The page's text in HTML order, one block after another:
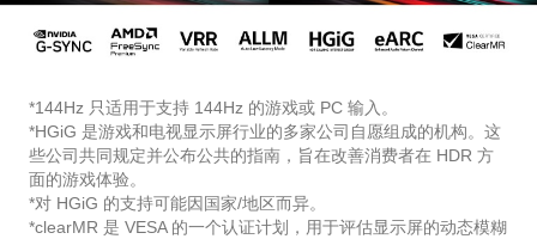
*144Hz 只适用于支持 144Hz 的游戏或 PC 输入。
*HGiG 是游戏和电视显示屏行业的多家公司自愿组成的机构。这
些公司共同规定并公布公共的指南，旨在改善消费者在 HDR 方
面的游戏体验。
*对 HGiG 的支持可能因国家/地区而异。
*clearMR 是 VESA 的一个认证计划，用于评估显示屏的动态模糊